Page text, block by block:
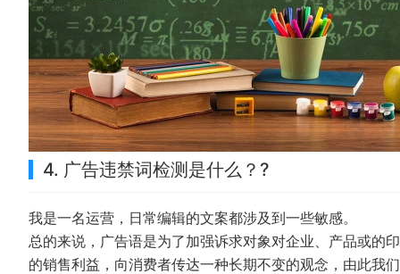
4. 广告违禁词检测是什么？?
我是一名运营，日常编辑的文案都涉及到一些敏感。
总的来说，广告语是为了加强诉求对象对企业、产品或的
的销售利益，向消费者传达一种长期不变的观念，由此我